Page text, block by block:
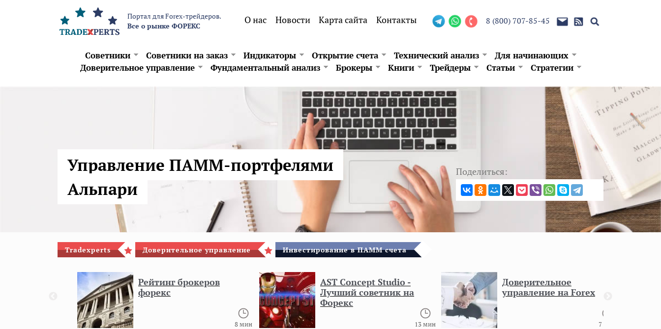
Перейти к основному содержанию
Портал для Forex-трейдеров.
Все о рынке ФОРЕКС
О нас Новости Карта сайта Контакты 8 (800) 707-85-45
Советники Советники на заказ Индикаторы Открытие счета Технический анализ
Для начинающих
Доверительное управление
Фундаментальный анализ Брокеры Книги Трейдеры Статьи Стратегии
Управление ПАММ-портфелями
Альпари
Поделиться:
Tradexperts Доверительное управление Инвестирование в ПАММ счета
Рейтинг брокеров
форекс
AST Concept Studio -
Лучший советник на
Форекс
13 мин
Доверительное
управление на Forex